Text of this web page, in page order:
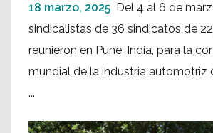
18 marzo, 2025 Del 4 al 6 de
sindicalistas de 36 sindicatos de
reunieron en Pune, India, para la
mundial de la industria automotriz
...